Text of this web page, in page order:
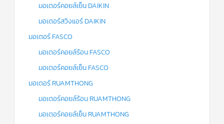
มอเตอร์คอยล์เย็น DAIKIN
มอเตอร์สวิงแอร์ DAIKIN
มอเตอร์ FASCO
มอเตอร์คอยล์ร้อน FASCO
มอเตอร์คอยล์เย็น FASCO
มอเตอร์ RUAMTHONG
มอเตอร์คอยล์ร้อน RUAMTHONG
มอเตอร์คอยล์เย็น RUAMTHONG